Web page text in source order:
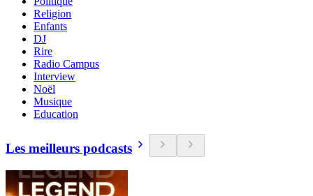
Religion
Enfants
DJ
Rire
Radio Campus
Interview
Noël
Musique
Education
Les meilleurs podcasts